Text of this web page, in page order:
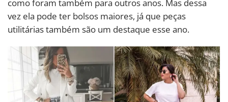
como foram também para outros anos. Mas dessa
vez ela pode ter bolsos maiores, já que peças
utilitárias também são um destaque esse ano.